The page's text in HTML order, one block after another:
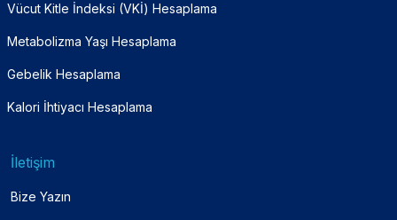
Vücut Kitle İndeksi (VKİ) Hesaplama
Metabolizma Yaşı Hesaplama
Gebelik Hesaplama
Kalori İhtiyacı Hesaplama
İletişim
Bize Yazın